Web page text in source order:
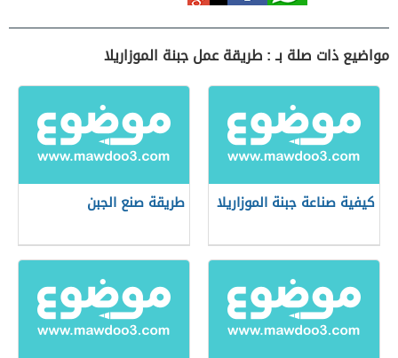
مواضيع ذات صلة بـ : طريقة عمل جبنة الموزاريلا
كيفية صناعة جبنة الموزاريلا طريقة صنع الجبن